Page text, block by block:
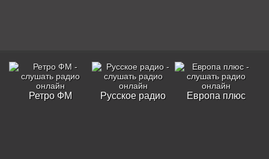
Ретро ФМ Русское радио Европа плюс